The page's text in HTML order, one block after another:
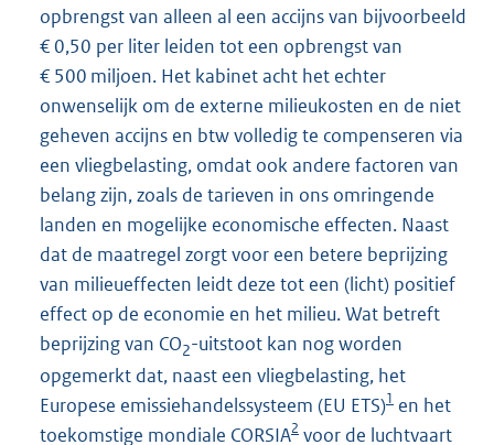
opbrengst van alleen al een accijns van bijvoorbeeld
€ 0,50 per liter leiden tot een opbrengst van
€ 500 miljoen. Het kabinet acht het echter
onwenselijk om de externe milieukosten en de niet
geheven accijns en btw volledig te compenseren via
een vliegbelasting, omdat ook andere factoren van
belang zijn, zoals de tarieven in ons omringende
landen en mogelijke economische effecten. Naast
dat de maatregel zorgt voor een betere beprijzing
van milieueffecten leidt deze tot een (licht) positief
effect op de economie en het milieu. Wat betreft
beprijzing van CO2-uitstoot kan nog worden
opgemerkt dat, naast een vliegbelasting, het
Europese emissiehandelssysteem (EU ETS)1 en het
toekomstige mondiale CORSIA2 voor de luchtvaart